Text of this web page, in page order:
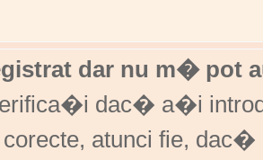
dar nu m� pot
dac� a�i
atunci fie,